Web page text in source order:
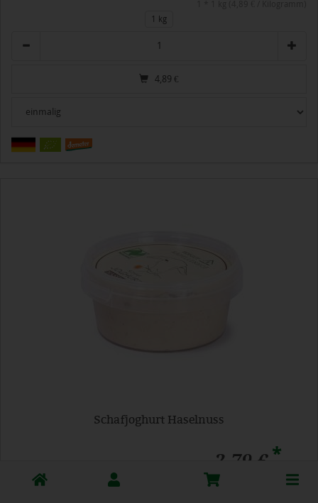
1 kg
4,89 €
Schafjoghurt Haselnuss
2,79 €*
1 * 180 g (15,50 € / Kilogramm)
Toggle